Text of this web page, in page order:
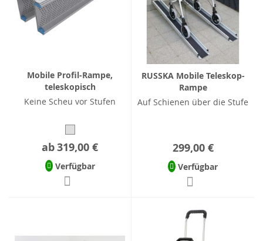
Mobile Profil-Rampe,
teleskopisch
Keine Scheu vor Stufen
ab319,00 €
Verfügbar
RUSSKA Mobile Teleskop-
Rampe
Auf Schienen über die Stufe
299,00 €
Verfügbar